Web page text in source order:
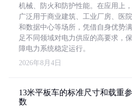
机械、防火和防护性能。在应用上，
广泛用于商业建筑、工业厂房、医院
和数据中心等场所，凭借自身优势满
足不同领域对电力供应的高要求，保
障电力系统稳定运行。
2026年8月4日
13米平板车的标准尺寸和载重参
数